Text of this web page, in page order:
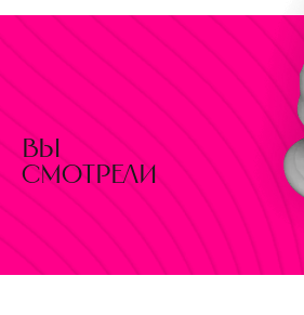
вы
смотрели